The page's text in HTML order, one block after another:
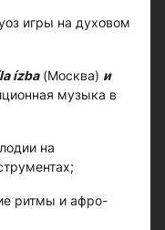
игры на духовом
ízba(Москва) и
музыка в
на
ритмы и афро-